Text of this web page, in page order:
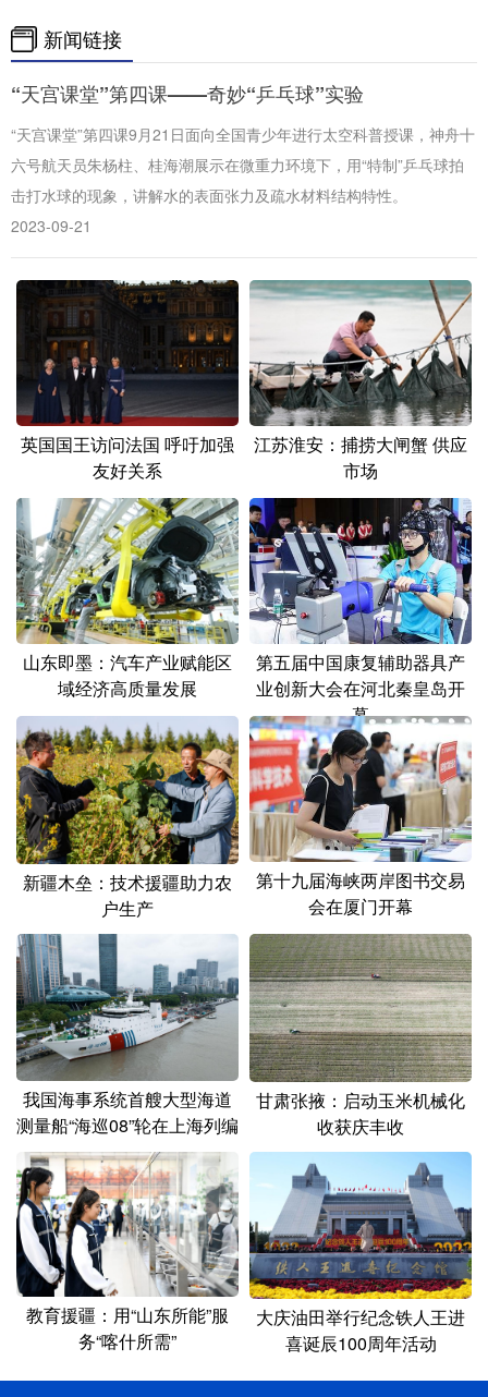
四川
多语种频道
English Español Français عربى
Русский язык 日本語 한국어
Deutsch Português
新闻链接
“天宫课堂”第四课——奇妙“乒乓球”实验
“天宫课堂”第四课9月21日面向全国青少年进行太空科普授课，神舟十
六号航天员朱杨柱、桂海潮展示在微重力环境下，用“特制”乒乓球拍
击打水球的现象，讲解水的表面张力及疏水材料结构特性。
2023-09-21
英国国王访问法国 呼吁加强
友好关系
江苏淮安：捕捞大闸蟹 供应
市场
山东即墨：汽车产业赋能区
域经济高质量发展
第五届中国康复辅助器具产
业创新大会在河北秦皇岛开
幕
新疆木垒：技术援疆助力农
户生产
第十九届海峡两岸图书交易
会在厦门开幕
我国海事系统首艘大型海道
测量船“海巡08”轮在上海列编
甘肃张掖：启动玉米机械化
收获庆丰收
教育援疆：用“山东所能”服
务“喀什所需”
大庆油田举行纪念铁人王进
喜诞辰100周年活动